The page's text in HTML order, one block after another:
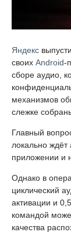
Яндекс
своих Android-
сборе аудио,
механизмов
слежке
Главный
локально ждёт
приложении и
Однако в
циклический
активации и
командой
качества